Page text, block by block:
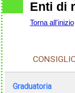
Enti di
Torna all'inizio
Graduatoria